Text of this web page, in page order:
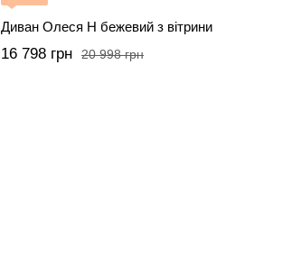
Диван Олеся Н бежевий з вітрини
20 998 грн
16 798 грн